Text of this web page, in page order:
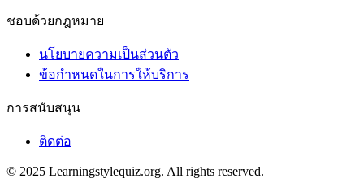
ชอบด้วยกฎหมาย
นโยบายความเป็นส่วนตัว
ข้อกําหนดในการให้บริการ
การสนับสนุน
ติดต่อ
© 2025 Learningstylequiz.org. All rights reserved.